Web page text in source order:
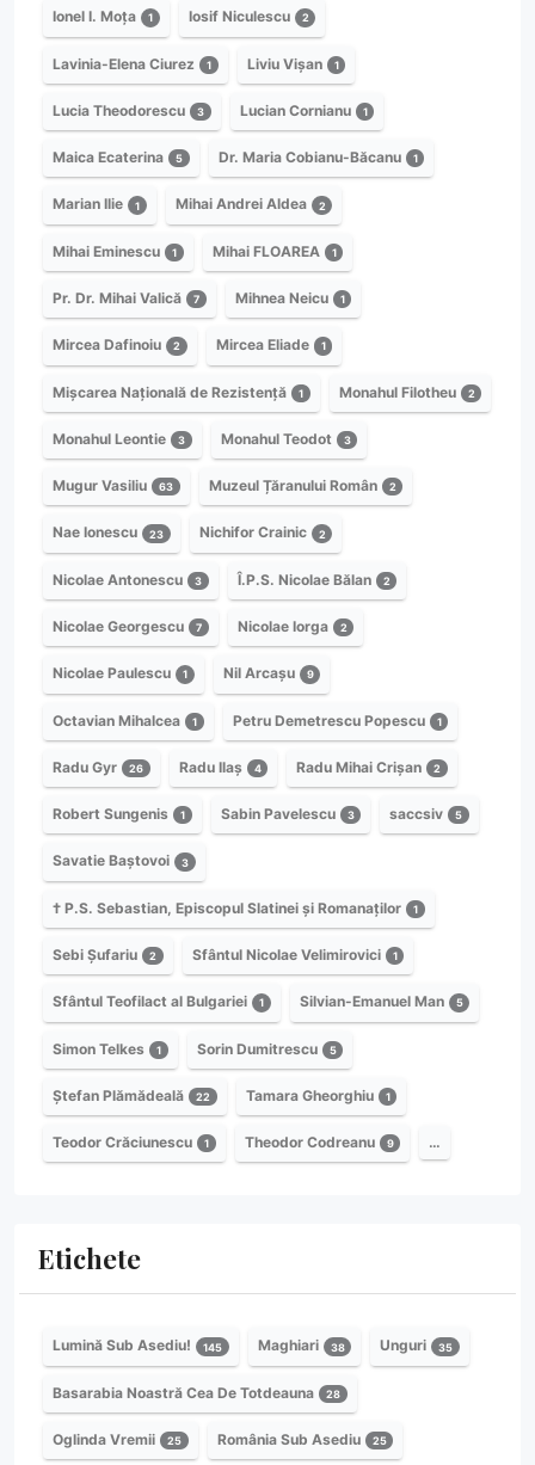
Ionel I. Moța 1 Iosif Niculescu 2
Lavinia-Elena Ciurez 1 Liviu Vișan 1
Lucia Theodorescu 3 Lucian Cornianu 1
Maica Ecaterina 5 Dr. Maria Cobianu-Băcanu 1
Marian Ilie 1 Mihai Andrei Aldea 2
Mihai Eminescu 1 Mihai FLOAREA 1
Pr. Dr. Mihai Valică 7 Mihnea Neicu 1
Mircea Dafinoiu 2 Mircea Eliade 1
Mișcarea Națională de Rezistență 1 Monahul Filotheu 2
Monahul Leontie 3 Monahul Teodot 3
Mugur Vasiliu 63 Muzeul Țăranului Român 2
Nae Ionescu 23 Nichifor Crainic 2
Nicolae Antonescu 3 Î.P.S. Nicolae Bălan 2
Nicolae Georgescu 7 Nicolae Iorga 2
Nicolae Paulescu 1 Nil Arcașu 9
Octavian Mihalcea 1 Petru Demetrescu Popescu 1
Radu Gyr 26 Radu Ilaș 4 Radu Mihai Crișan 2
Robert Sungenis 1 Sabin Pavelescu 3 saccsiv 5
Savatie Baștovoi 3
† P.S. Sebastian, Episcopul Slatinei și Romanaților 1
Sebi Șufariu 2 Sfântul Nicolae Velimirovici 1
Sfântul Teofilact al Bulgariei 1 Silvian-Emanuel Man 5
Simon Telkes 1 Sorin Dumitrescu 5
Ștefan Plămădeală 22 Tamara Gheorghiu 1
Teodor Crăciunescu 1 Theodor Codreanu 9 …
Etichete
Lumină Sub Asediu! 145 Maghiari 38 Unguri 35
Basarabia Noastră Cea De Totdeauna 28
Oglinda Vremii 25 România Sub Asediu 25